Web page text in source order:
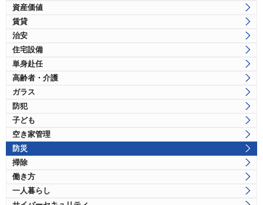
資産価値
賃貸
治安
住宅設備
単身赴任
高齢者・介護
ガラス
防犯
子ども
空き家管理
防災
掃除
働き方
一人暮らし